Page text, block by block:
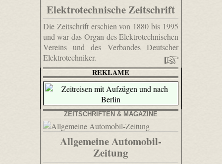
Elektrotechnische Zeitschrift
Die Zeitschrift erschien von 1880 bis 1995
und war das Organ des Elektrotechnischen
Vereins und des Verbandes Deutscher
Elektrotechniker.
REKLAME
ZEITSCHRIFTEN & MAGAZINE
Allgemeine Automobil-
Zeitung